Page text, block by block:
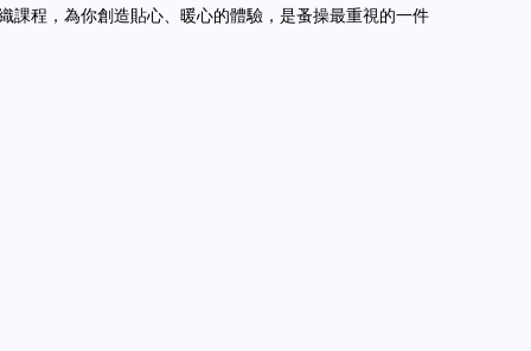
課程，為你創造貼心、暖心的體驗，是蚤操最重視的一件